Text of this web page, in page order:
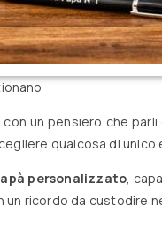
un pensiero che
qualcosa di unico
personalizzato,
ricordo da custodire